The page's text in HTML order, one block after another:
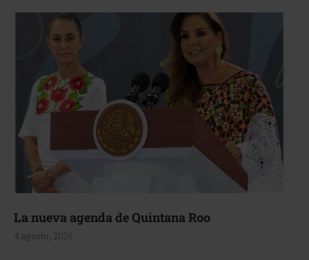
La nueva agenda de Quintana Roo
4 agosto, 2026